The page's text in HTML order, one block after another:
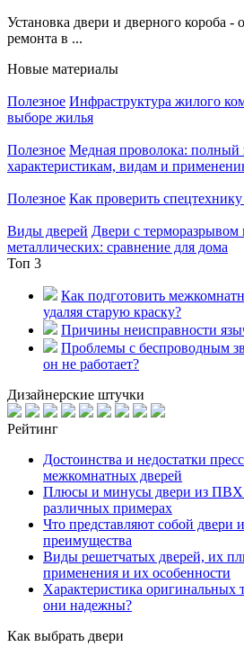
Установка двери и дверного короба -
ремонта в ...
Новые материалы
Полезное Инфраструктура жилого
выборе жилья
Полезное Медная проволока: полный
характеристикам, видам и
Полезное Как проверить
Виды дверей Двери с
металлических: сравнение для дома
Топ 3
Как подготовить
удаляя старую краску?
Причины неисправности
Проблемы с беспроводным
он не работает?
Дизайнерские штучки
Рейтинг
Достоинства и недостатки
межкомнатных дверей
Плюсы и минусы двери из ПВХ
различных примерах
Что представляют собой
преимущества
Виды решетчатых дверей, их
применения и их особенности
Характеристика оригинальных
они надежны?
Как выбрать двери